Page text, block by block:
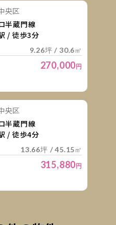
央区
半蔵門線
/ 徒歩3分
9.26坪 / 30.6㎡
270,000円
細を見る
央区
半蔵門線
/ 徒歩4分
13.66坪 / 45.15㎡
315,880円